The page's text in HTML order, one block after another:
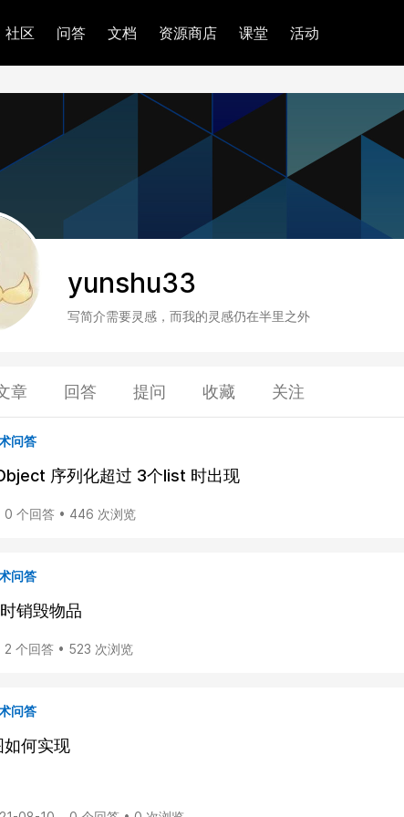
社区 问答 文档 资源商店 课堂 活动
yunshu33
写简介需要灵感，而我的灵感仍在半里之外
章 回答 提问 收藏 关注
问答
序列化超过 3个list 时出现
0 个回答 • 446 次浏览
问答
销毁物品
2 个回答 • 523 次浏览
问答
如何实现